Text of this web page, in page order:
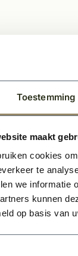
Toestemming
maakt
cookies
te
we informatie
kunnen
op basis van
het